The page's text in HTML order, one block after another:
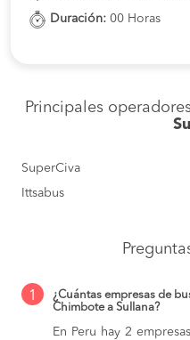
Duración: 00 Horas
Principales
SuperCiva
Ittsabus
1
¿Cuántas empresas de
Chimbote a Sullana?
En Peru hay 2